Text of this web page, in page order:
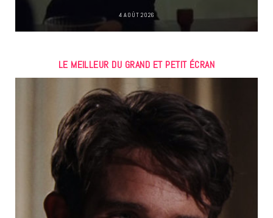
4 AOÛT 2026
LE MEILLEUR DU GRAND ET PETIT ÉCRAN